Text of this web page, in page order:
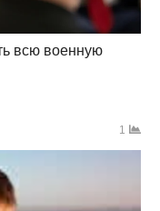
всю военную
1